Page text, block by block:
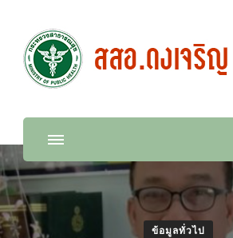
สำนักงานสาธารณสุ
ข้อมูลทั่วไป